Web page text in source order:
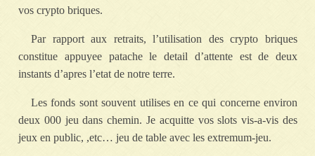
vos crypto briques.
Par rapport aux retraits, l’utilisation des crypto briques
constitue appuyee patache le detail d’attente est de deux
instants d’apres l’etat de notre terre.
Les fonds sont souvent utilises en ce qui concerne environ
deux 000 jeu dans chemin. Je acquitte vos slots vis-a-vis des
jeux en public, ,etc… jeu de table avec les extremum-jeu.